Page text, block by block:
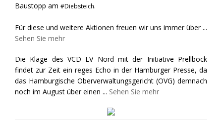
Baustopp am #Diebsteich.
Für diese und weitere Aktionen freuen wir uns immer über ...
Sehen Sie mehr
Die Klage des VCD LV Nord mit der Initiative Prellbock
findet zur Zeit ein reges Echo in der Hamburger Presse, da
das Hamburgische Oberverwaltungsgericht (OVG) demnach
noch im August über einen ... Sehen Sie mehr